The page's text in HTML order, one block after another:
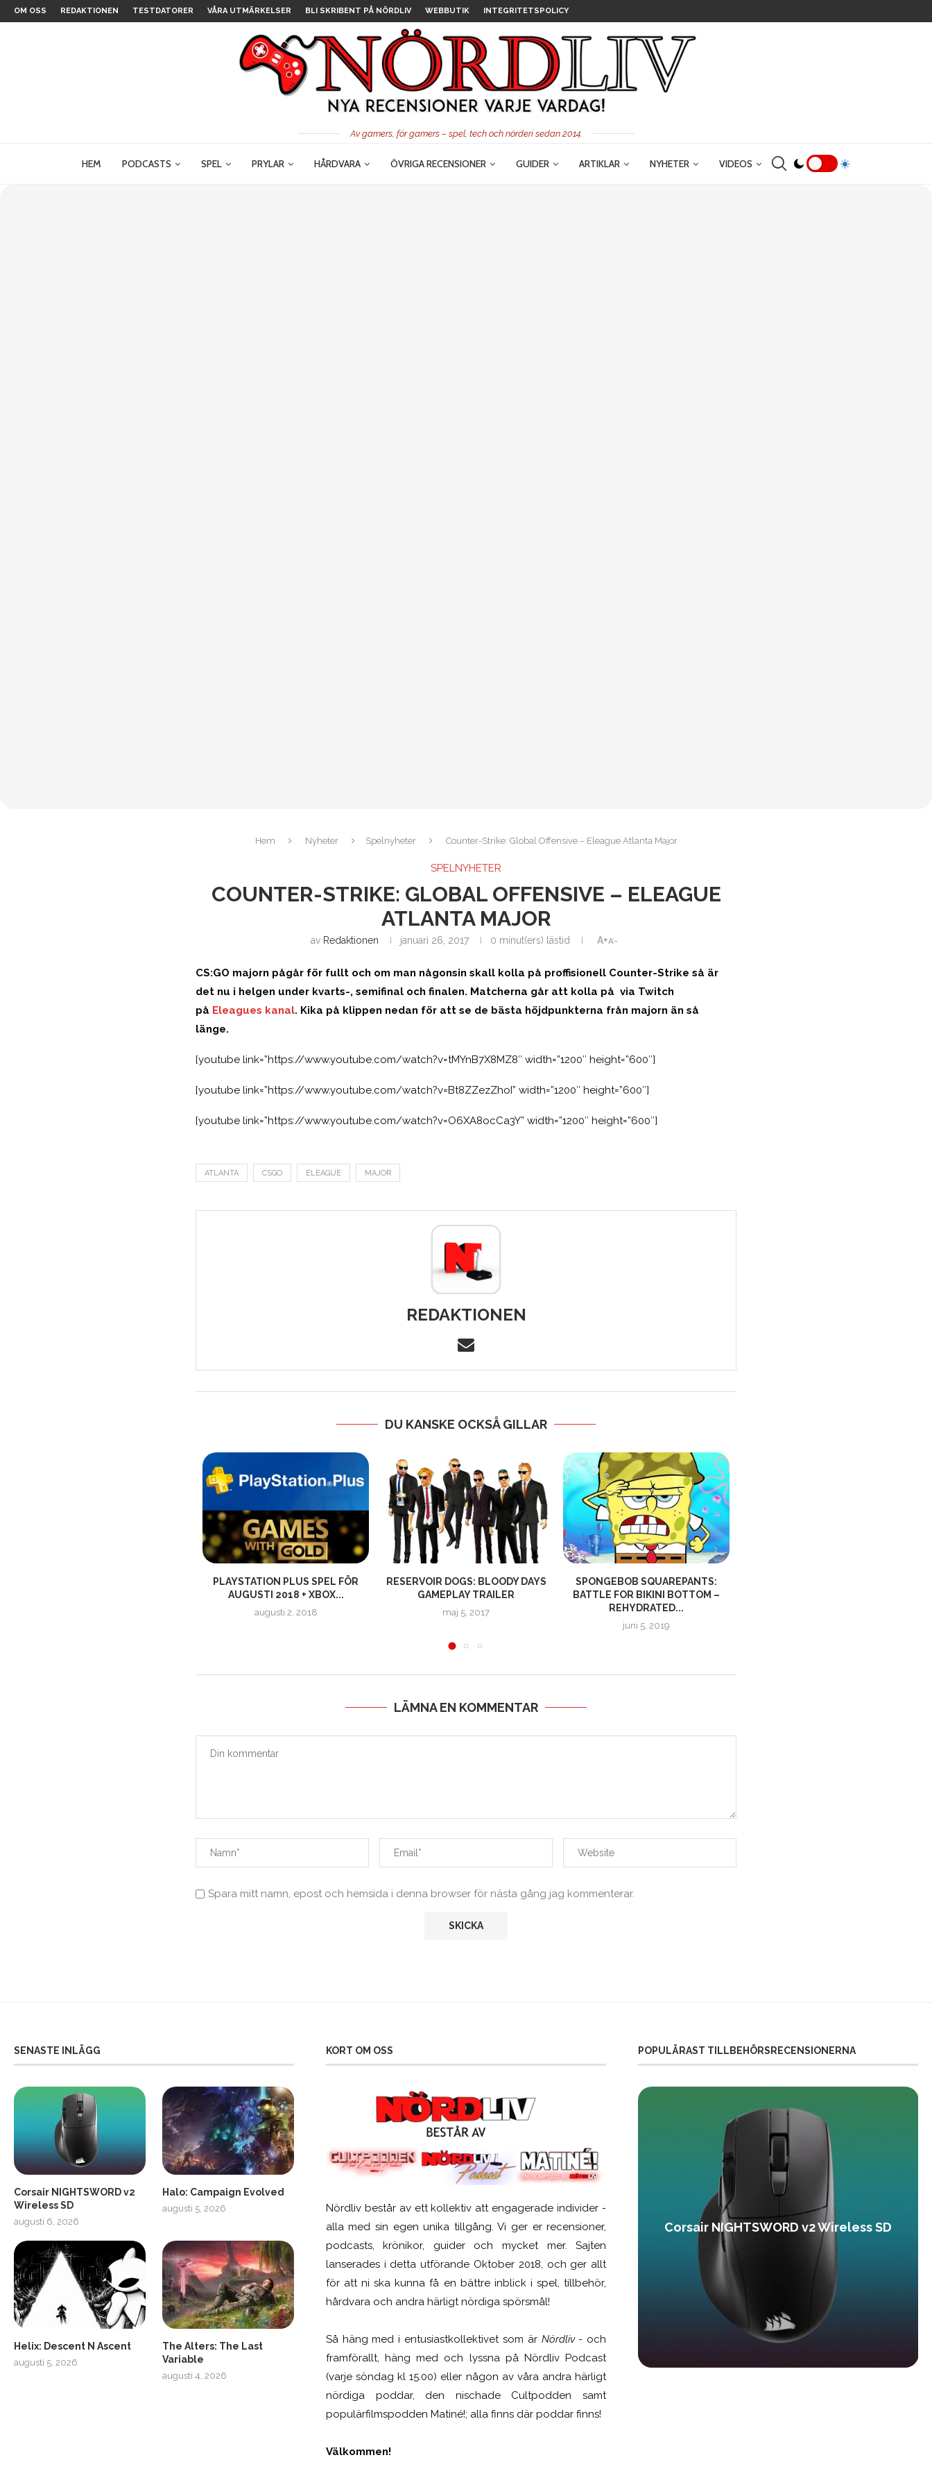
OM OSS REDAKTIONEN TESTDATORER VÅRA UTMÄRKELSER BLI SKRIBENT PÅ NÖRDLIV WEBBUTIK INTEGRITETSPOLICY
Av gamers, för gamers – spel, tech och nörderi sedan 2014.
HEM PODCASTS SPEL PRYLAR HÅRDVARA ÖVRIGA RECENSIONER GUIDER ARTIKLAR NYHETER VIDEOS
Hem Nyheter Spelnyheter Counter-Strike: Global Offensive – Eleague Atlanta Major
SPELNYHETER
COUNTER-STRIKE: GLOBAL OFFENSIVE – ELEAGUE
ATLANTA MAJOR
av Redaktionen januari 26, 2017 0 minut(ers) lästid A+A-
CS:GO majorn pågår för fullt och om man någonsin skall kolla på proffisionell Counter-Strike så är
det nu i helgen under kvarts-, semifinal och finalen. Matcherna går att kolla på via Twitch
på Eleagues kanal. Kika på klippen nedan för att se de bästa höjdpunkterna från majorn än så
länge.
[youtube link=”https://www.youtube.com/watch?v=tMYnB7X8MZ8″ width=”1200″ height=”600″]
[youtube link=”https://www.youtube.com/watch?v=Bt8ZZezZhoI” width=”1200″ height=”600″]
[youtube link=”https://www.youtube.com/watch?v=O6XA8ocCa3Y” width=”1200″ height=”600″]
ATLANTA CSGO ELEAGUE MAJOR
REDAKTIONEN
DU KANSKE OCKSÅ GILLAR
PLAYSTATION PLUS SPEL FÖR
AUGUSTI 2018 + XBOX...
augusti 2, 2018
RESERVOIR DOGS: BLOODY DAYS
GAMEPLAY TRAILER
maj 5, 2017
SPONGEBOB SQUAREPANTS:
BATTLE FOR BIKINI BOTTOM –
REHYDRATED...
juni 5, 2019
LÄMNA EN KOMMENTAR
Spara mitt namn, epost och hemsida i denna browser för nästa gång jag kommenterar.
SENASTE INLÄGG
Corsair NIGHTSWORD v2
Wireless SD
augusti 6, 2026
Halo: Campaign Evolved
augusti 5, 2026
Helix: Descent N Ascent
augusti 5, 2026
The Alters: The Last
Variable
augusti 4, 2026
KORT OM OSS
Nördliv består av ett kollektiv att engagerade individer -
alla med sin egen unika tillgång. Vi ger er recensioner,
podcasts, krönikor, guider och mycket mer. Sajten
lanserades i detta utförande Oktober 2018, och ger allt
för att ni ska kunna få en bättre inblick i spel, tillbehör,
hårdvara och andra härligt nördiga spörsmål!
Så häng med i entusiastkollektivet som är Nördliv- och
framförallt, häng med och lyssna på Nördliv Podcast
(varje söndag kl 15.00) eller någon av våra andra härligt
nördiga poddar, den nischade Cultpodden samt
populärfilmspodden Matiné!; alla finns där poddar finns!
Välkommen!
POPULÄRAST TILLBEHÖRSRECENSIONERNA
SCUF Gaming Omega Corsair NIGHTSWORD v2 Wireless SD